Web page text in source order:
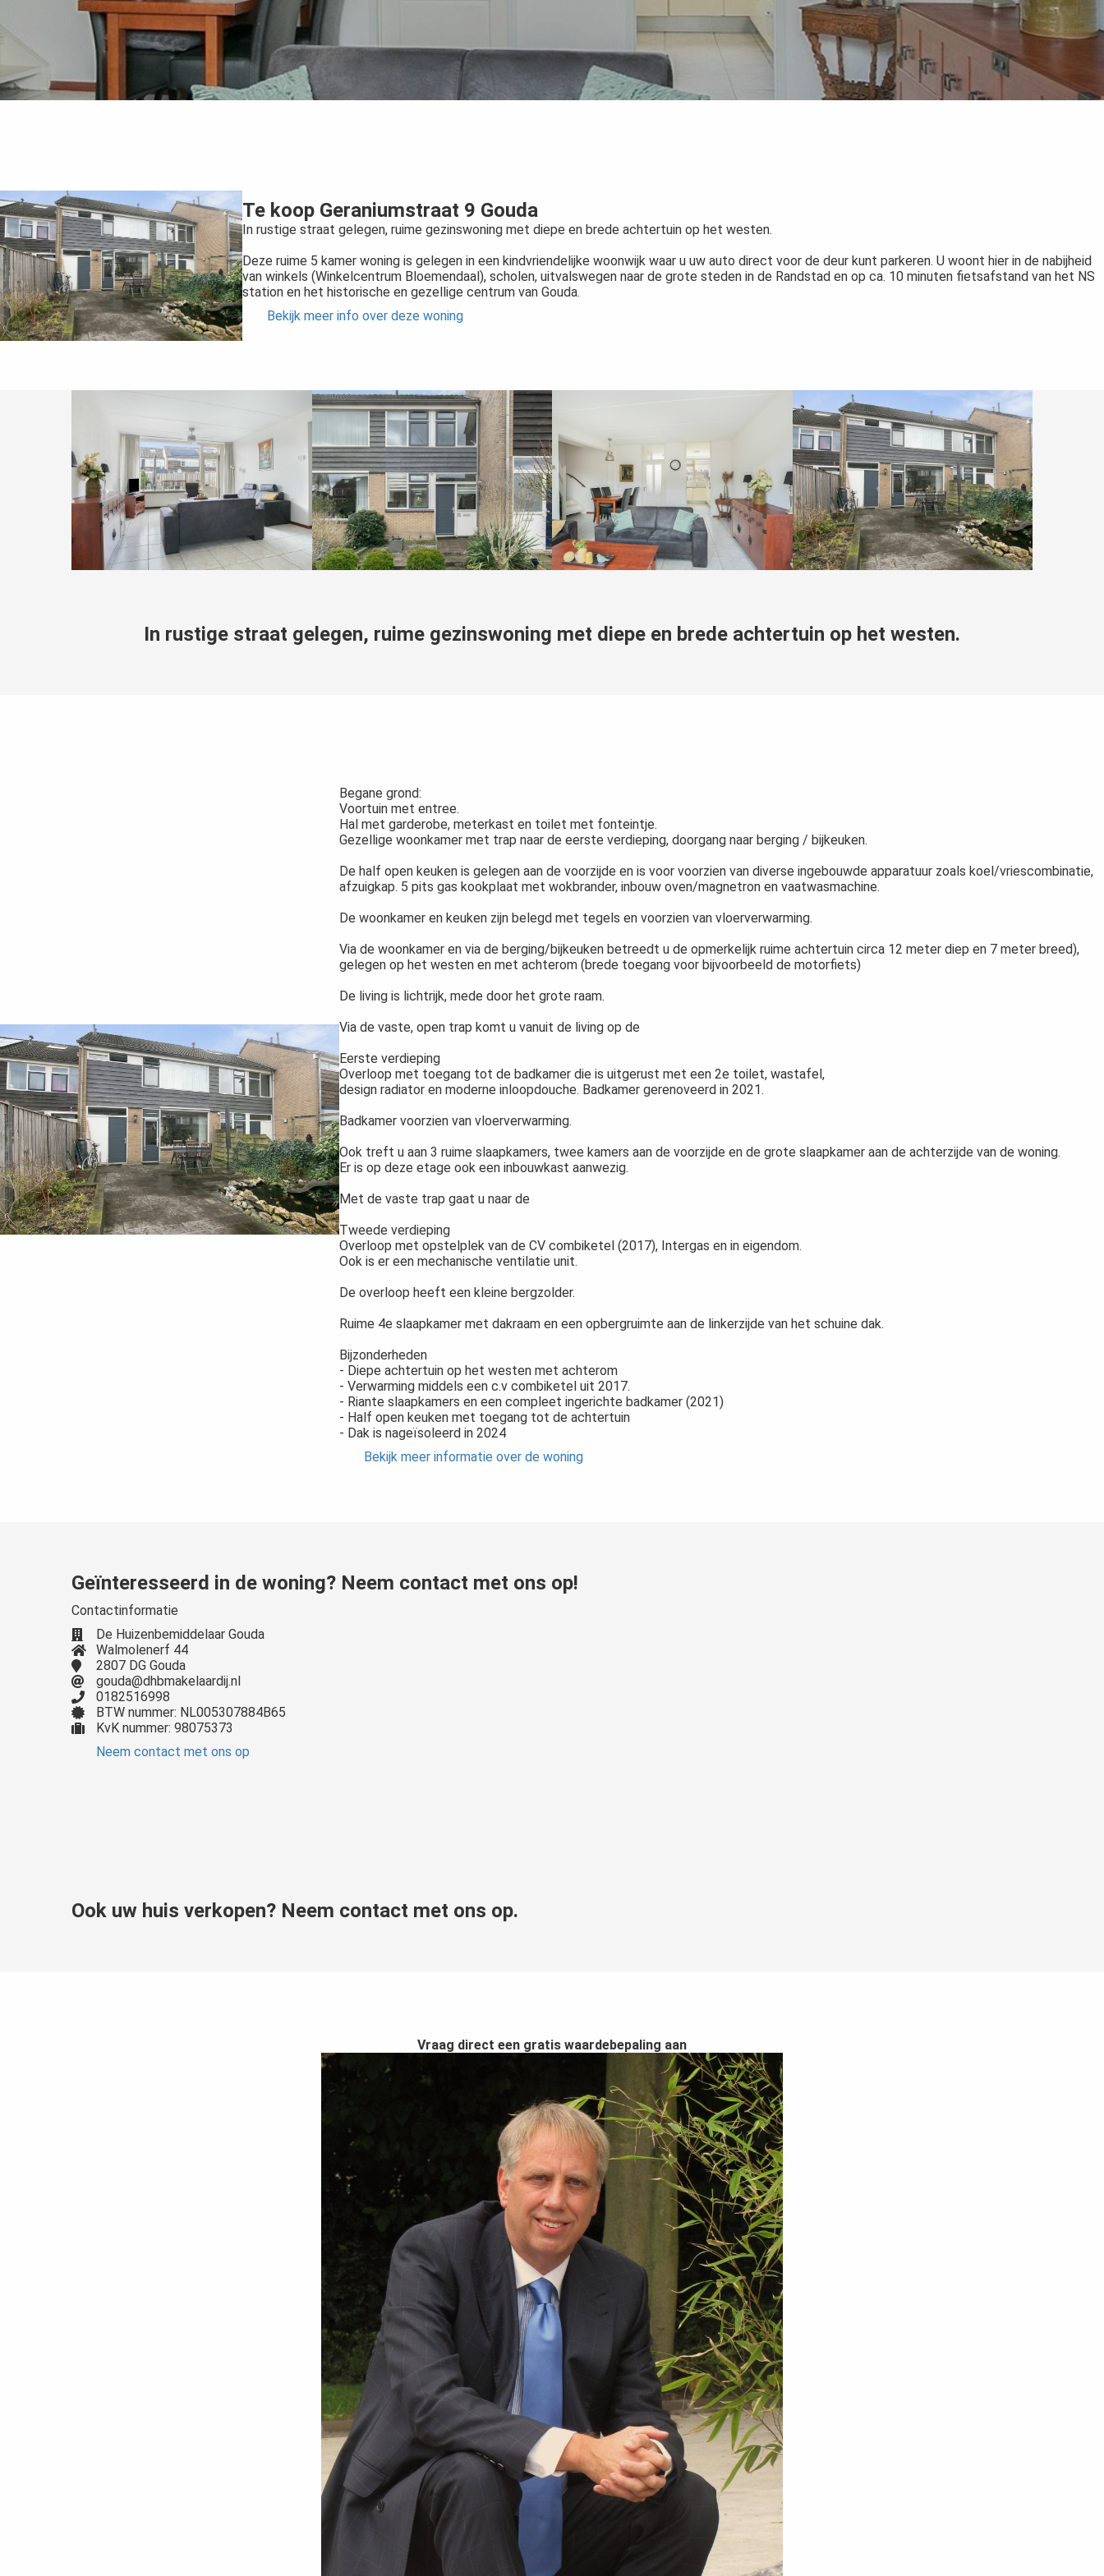
Te koop Geraniumstraat 9 Gouda
In rustige straat gelegen, ruime gezinswoning met diepe en brede achtertuin op het westen.
Deze ruime 5 kamer woning is gelegen in een kindvriendelijke woonwijk waar u uw auto direct voor de deur kunt parkeren. U woont hier in de nabijheid
van winkels (Winkelcentrum Bloemendaal), scholen, uitvalswegen naar de grote steden in de Randstad en op ca. 10 minuten fietsafstand van het NS
station en het historische en gezellige centrum van Gouda.
Bekijk meer info over deze woning
In rustige straat gelegen, ruime gezinswoning met diepe en brede achtertuin op het westen.
Begane grond:
Voortuin met entree.
Hal met garderobe, meterkast en toilet met fonteintje.
Gezellige woonkamer met trap naar de eerste verdieping, doorgang naar berging / bijkeuken.
De half open keuken is gelegen aan de voorzijde en is voor voorzien van diverse ingebouwde apparatuur zoals koel/vriescombinatie,
afzuigkap. 5 pits gas kookplaat met wokbrander, inbouw oven/magnetron en vaatwasmachine.
De woonkamer en keuken zijn belegd met tegels en voorzien van vloerverwarming.
Via de woonkamer en via de berging/bijkeuken betreedt u de opmerkelijk ruime achtertuin circa 12 meter diep en 7 meter breed),
gelegen op het westen en met achterom (brede toegang voor bijvoorbeeld de motorfiets)
De living is lichtrijk, mede door het grote raam.
Via de vaste, open trap komt u vanuit de living op de
Eerste verdieping
Overloop met toegang tot de badkamer die is uitgerust met een 2e toilet, wastafel,
design radiator en moderne inloopdouche. Badkamer gerenoveerd in 2021.
Badkamer voorzien van vloerverwarming.
Ook treft u aan 3 ruime slaapkamers, twee kamers aan de voorzijde en de grote slaapkamer aan de achterzijde van de woning.
Er is op deze etage ook een inbouwkast aanwezig.
Met de vaste trap gaat u naar de
Tweede verdieping
Overloop met opstelplek van de CV combiketel (2017), Intergas en in eigendom.
Ook is er een mechanische ventilatie unit.
De overloop heeft een kleine bergzolder.
Ruime 4e slaapkamer met dakraam en een opbergruimte aan de linkerzijde van het schuine dak.
Bijzonderheden
- Diepe achtertuin op het westen met achterom
- Verwarming middels een c.v combiketel uit 2017.
- Riante slaapkamers en een compleet ingerichte badkamer (2021)
- Half open keuken met toegang tot de achtertuin
- Dak is nageïsoleerd in 2024
Bekijk meer informatie over de woning
Geïnteresseerd in de woning? Neem contact met ons op!
Contactinformatie
De Huizenbemiddelaar Gouda
Walmolenerf 44
2807 DG Gouda
gouda@dhbmakelaardij.nl
0182516998
BTW nummer: NL005307884B65
KvK nummer: 98075373
Neem contact met ons op
Ook uw huis verkopen? Neem contact met ons op.
Vraag direct een gratis waardebepaling aan